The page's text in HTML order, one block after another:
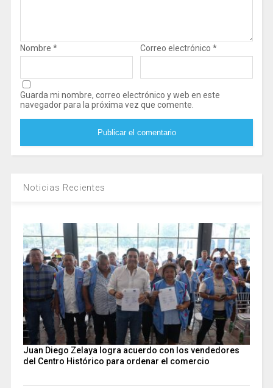
Nombre * Correo electrónico *
Guarda mi nombre, correo electrónico y web en este
navegador para la próxima vez que comente.
Noticias Recientes
Juan Diego Zelaya logra acuerdo con los vendedores
del Centro Histórico para ordenar el comercio